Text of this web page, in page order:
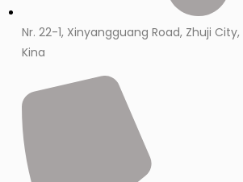
Nr. 22-1, Xinyangguang Road, Zhuji City,
Kina